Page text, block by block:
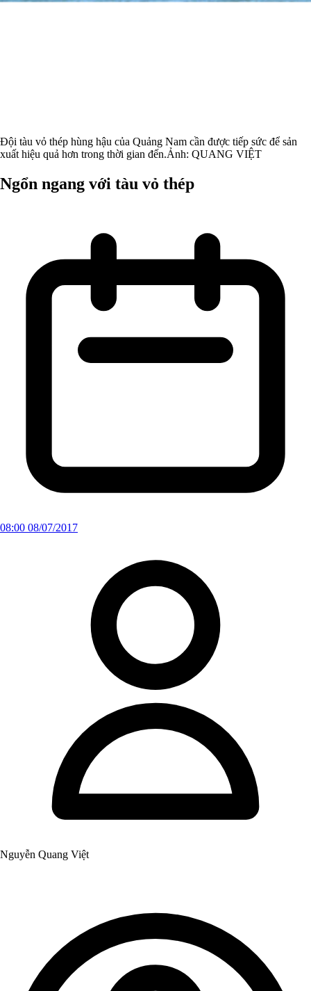
Đội tàu vỏ thép hùng hậu của Quảng Nam cần được tiếp sức để sản
xuất hiệu quả hơn trong thời gian đến.Ảnh: QUANG VIỆT
Ngổn ngang với tàu vỏ thép
08:00 08/07/2017
Nguyễn Quang Việt